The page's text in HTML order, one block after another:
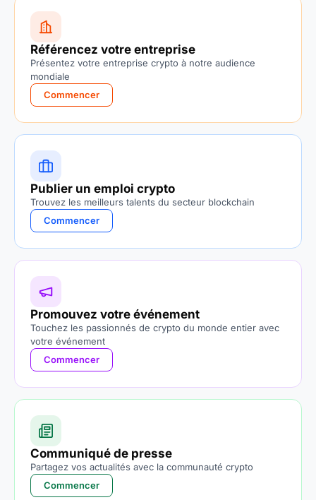
Référencez votre entreprise
Présentez votre entreprise crypto à notre audience
mondiale
Commencer
Publier un emploi crypto
Trouvez les meilleurs talents du secteur blockchain
Commencer
Promouvez votre événement
Touchez les passionnés de crypto du monde entier avec
votre événement
Commencer
Communiqué de presse
Partagez vos actualités avec la communauté crypto
Commencer